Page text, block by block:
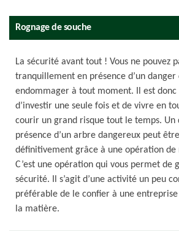
Rognage de souche
La sécurité avant tout ! Vous ne pouvez
tranquillement en présence d’un danger
endommager à tout moment. Il est
d’investir une seule fois et de vivre en
courir un grand risque tout le temps. Un
présence d’un arbre dangereux peut
définitivement grâce à une opération de
C’est une opération qui vous permet de
sécurité. Il s’agit d’une activité un peu
préférable de le confier à une
la matière.